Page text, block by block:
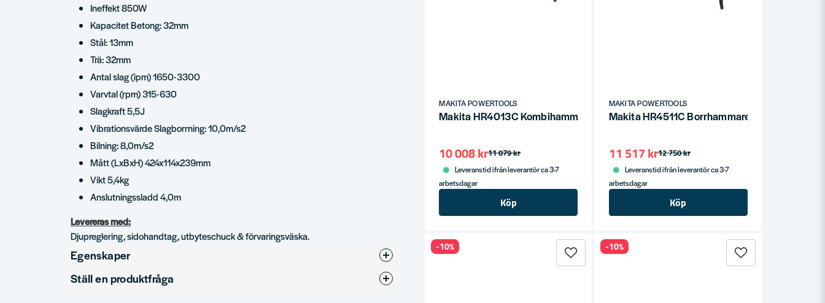
Ineffekt 850W
Kapacitet Betong: 32mm
Stål: 13mm
Trä: 32mm
Antal slag (ipm) 1650-3300
Varvtal (rpm) 315-630
Slagkraft 5,5J
Vibrationsvärde Slagborrning: 10,0m/s2
Bilning: 8,0m/s2
Mått (LxBxH) 424x114x239mm
Vikt 5,4kg
Anslutningssladd 4,0m
Levereras med:
Djupreglering, sidohandtag, utbyteschuck & förvaringsväska.
Egenskaper
Verktygsfäste
Ställ en produktfråga
MAKITA POWERTOOLS
Makita HR4013C Kombihammare 7,6J (SDS-MAX)
11 079 kr
10 008 kr
Leveranstid ifrån leverantör ca 3-7
arbetsdagar
Köp
MAKITA POWERTOOLS
Makita HR4511C Borrhammare AVT 9,4J SDS-
12 750 kr
11 517 kr
Leveranstid ifrån leverantör ca 3-7
arbetsdagar
Köp
-10% -10%